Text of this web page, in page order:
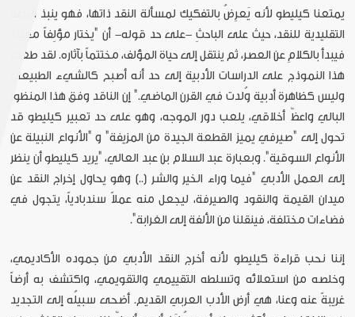
يمتعنا كيليطو لأنه يَعرِضُ بالتفكيك لمسألة النقد ذاتها، فهو ينبذ النزعةَ
التقليدية للنقد، حيث على الباحثِ -على حد قوله- أن "يختار مؤلِفاً معيناً،
فيبدأ بالكلامِ عن العصر، ثم ينتقل إلى حياة المؤلف، مختتماً بآثاره. لقد طغى
هذا النموذج على الدراسات الأدبية إلى حد أنه أصبح كالشيء الطبيعي
وليس كظاهرة أدبية وُلدت في القرن الماضي." إن الناقد وفق هذا المنظور
البالي واعظٌ أخلاقي، يلعب دور الموجه، وهو على حد تعبير كيليطو قد
تحول إلى "صيرفي يميز القطعة الجيدة من المزيفة" و "الأنواع النبيلة عن
الأنواع السوقية". وبعبارة عبد السلام بن عبد العالي، "يريد كيليطو أن ينظر
إلى العمل الأدبي "فيما وراء الخير والشر (..) وهو يحاول إخراج النقد عن
ميدان القيمة والنقود والصيرفة، ليجعل منه عملاً سندبادياً، يتجول في
فضاءات مختلفة، فينقلنا من الألفة إلى الغرابة".
إننا نحب قراءة كيليطو لأنه أخرج النقد الأدبي من جموده الأكاديمي،
وخلصه من استعلائه وتسلطه التقييمي والتقويمي، واكتشف به أرضاً
غريبةً عنه وعنا، هي أرض الأدب العربي القديم. أضحى سبيلُه إلى التجديد